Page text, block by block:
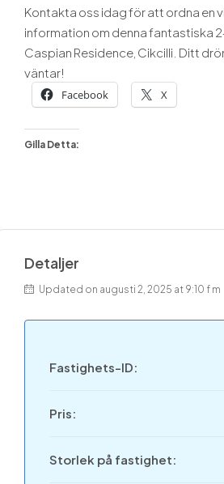
Kontakta oss idag för att ordna en
information om denna fantastiska
Caspian Residence, Cikcilli. Ditt
väntar!
Facebook X
Gilla Detta:
Detaljer
Updated on augusti 2, 2025 at 9:10 f m
Fastighets-ID:
Pris:
Storlek på fastighet: